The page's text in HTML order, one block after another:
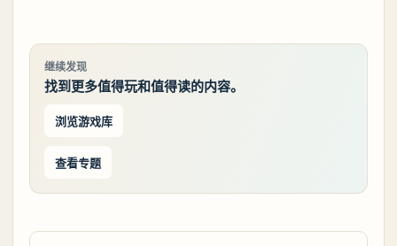
继续发现
找到更多值得玩和值得读的内容。
浏览游戏库
查看专题